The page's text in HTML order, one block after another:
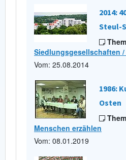
2014:
Steul-
Siedlungsgesellschaften
Vom: 25.08.2014
1986:
Osten
Menschen erzählen
Vom: 08.01.2019